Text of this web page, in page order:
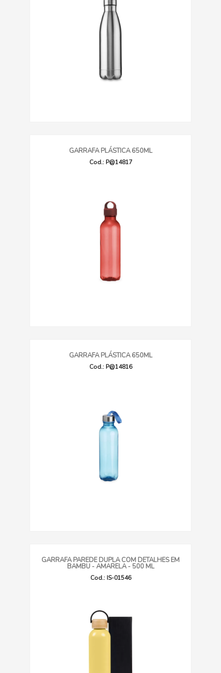
GARRAFA PLÁSTICA 650ML
Cod.: P@14817
GARRAFA PLÁSTICA 650ML
Cod.: P@14816
GARRAFA PAREDE DUPLA COM DETALHES EM
BAMBU - AMARELA - 500 ML
Cod.: IS-01546